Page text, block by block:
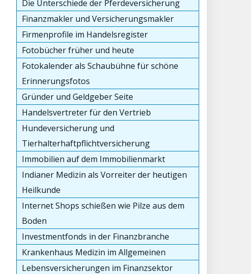
Die Unterschiede der Pferdeversicherung
Finanzmakler und Versicherungsmakler
Firmenprofile im Handelsregister
Fotobücher früher und heute
Fotokalender als Schaubühne für schöne
Erinnerungsfotos
Gründer und Geldgeber Seite
Handelsvertreter für den Vertrieb
Hundeversicherung und
Tierhalterhaftpflichtversicherung
Immobilien auf dem Immobilienmarkt
Indianer Medizin als Vorreiter der heutigen
Heilkunde
Internet Shops schießen wie Pilze aus dem
Boden
Investmentfonds in der Finanzbranche
Krankenhaus Medizin im Allgemeinen
Lebensversicherungen im Finanzsektor